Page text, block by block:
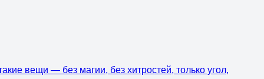
вещи — без магии, без хитростей, только угол,